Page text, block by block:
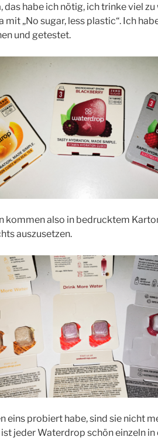
das habe ich nötig, ich trinke viel
„No sugar, less plastic“. Ich
und getestet.
kommen also in bedrucktem
auszusetzen.
eins probiert habe, sind sie nicht
jeder Waterdrop schön einzeln in